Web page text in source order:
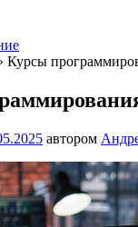
Курсы
автором